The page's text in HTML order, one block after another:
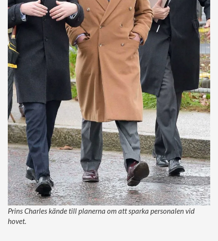
Prins Charles kände till planerna om att sparka personalen vid
hovet.